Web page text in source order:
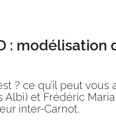
: modélisation
? ce qu’il peut vous
et Frédéric
inter-Carnot.